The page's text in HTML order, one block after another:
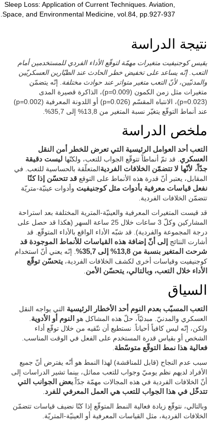
Sleep Loss: Application of Current Techniques. Aviation,
Space, and Environmental Medicine, vol.84, pp.927-937.
نتيجة الدراسة
يقيس كوجنيفيت متغيرات مهمّة لتوقّع الأداء الفردي للمستخدمين أمام
التعب. إنّه يساعد على تخفيض خطر الحادث عند الطيّارين العسكريّين
والمدنيّين، لأنّ التعب متغير متواتر عند حوادث مختلفة . إنّه يتضمّن
متغيرات مثل زمن الكمون (p=0.009)، الذاكرة قصيرة المدى
(p=0.023)، الانتباه المقسّم (p=0.026) أو اللدونة المعرفية (p=0.002)
عند أنماط التوقّع يتغيّر نسبة المتغير من 13,8% إلى 35,7%.
ملخص الدراسة
التعب أحد العوامل الرئيسية التي تعرض للخطر أمن النقل
العسكري . قد تمّ أنماطاً تتوقّع الجواب للتعب، ولكنّها ليست دقيقة
جدّاً، لأنّها لا تتضمّن الخلافات الفرديةالمتعلّقة بالحساسية للتعب. في
المقابل، يعتبر أنّ قدرة هذه الأنماط على التوقع قد تتحسّن إذا كنّا
نفعل قياسات معرفية بأدوات مثل كوجنيفيت وأدوات عينيّة-متريّة
تتضمّن الخلافات الفردية.
قد قيست المتغيرات المعرفية والعينيّة-المترية المختلفة بعد استراحة
المشاركين وكلّ 3 ساعات خلال 25 ساعة السهر (هكذا قد حصل على
درجة المجموعة والفردية). قد شبّه الأداء الواقع بالأداء المتوقّع. قد
أشارت النتائج
إلى أنّ إضافة هذه القياسات للأنماط الموجودة قد
شرحت المتغير بنسبة من 13,8% إلى 35,7%
. إنّه يعني أنّ استخدام
كوجنيفيت وقياسات أخرى لكشف الخلافات الفردية،يتحسّن توقّع
الأداء خلال التعب، وبالتالي، يتحسّن الأمن
السياق
التعب المسبّب بعدم النوم أحد الأخطار الرئيسية التي يواجه النقل
العسكري والمدنيّ. مبدئيّاً، حلّ هذه المشاكل هو
النوم أو الأدوية
ولكن، إنّه ليس كافياً أحياناً. نستطيع أن نتّقيه من خلال توقّع أداء
الشخص أو بقياس قدرة المستخدم على الفعل في الوقت المناسب.
فعالية هذا نمط التوقّع متوسّطة
سبب عدم النجاح (قابل للمناقشة) لهذا النمط هو أنّه يفترض أنّ جميع
الأفراد لديهم نظم يوميّ وجواب للتعب مماثل، بينما تشير الدراسات إلى
أنّ الخلافات الفردية في هذه المجالات مهمّة جدّاً.بعض الجوانب التي
تتدخّل في هذا الجواب للتعب هي العمل المعرفي للفرد
وبالتالي، نتوقّع زيادة فعالية النمط المتوقّع إذا كنّا نضيف قياسات تتضمّن
الخلافات الفردية، مثل القياسات المعرفية أو العينيّة-المتريّة.